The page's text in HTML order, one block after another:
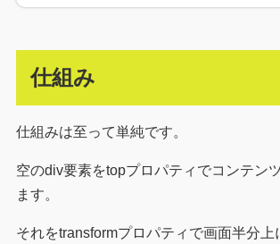
仕組み
仕組みは至って単純です。
空のdiv要素をtopプロパティでコンテン
ます。
それをtransformプロパティで画面半分上